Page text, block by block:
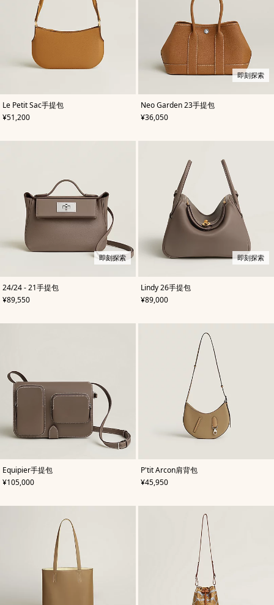
Le Petit Sac手提包
,颜
色:
米
然
,
价格
¥51,200
Neo Garden 23手提包
,颜
色:
米
然
,
价格
¥36,050
即
刻
探
即刻探索
24/24 - 21手提包
,颜
色:
米
然
,
价格
¥89,550
即
刻
探
即刻探索
Lindy 26手提包
, 颜
色:
米
然
,
价格
¥89,000
即
刻
探
即刻探索
Equipier手提包
,颜
色:
米
然
,
价格
¥105,000
P'tit Arcon肩背包
,颜
色 :
米
然
,
价格
¥45,950